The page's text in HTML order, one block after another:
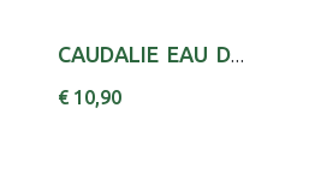
CAUDALIE EAU DE RAISIN P SENS 300ML
€ 10,90